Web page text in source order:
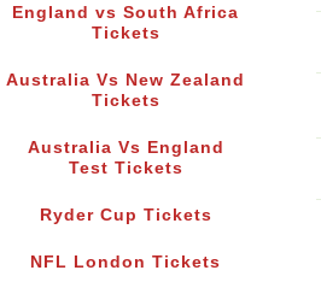
England vs South Africa
Tickets
Australia Vs New Zealand
Tickets
Australia Vs England
Test Tickets
Ryder Cup Tickets
NFL London Tickets